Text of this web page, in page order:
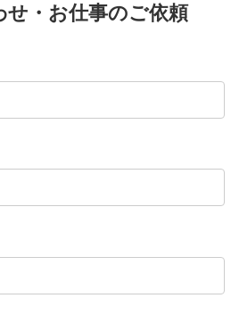
・お仕事のご依頼